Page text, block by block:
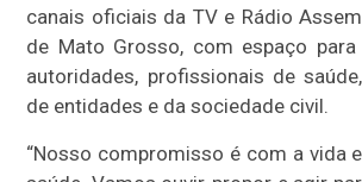
canais oficiais da TV e Rádio
de Mato Grosso, com espaço
autoridades, profissionais de
de entidades e da sociedade civil.
“Nosso compromisso é com a vida